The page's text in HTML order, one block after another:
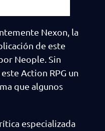
Nexon, la
de este
Neople. Sin
Action RPG un
que algunos
especializada